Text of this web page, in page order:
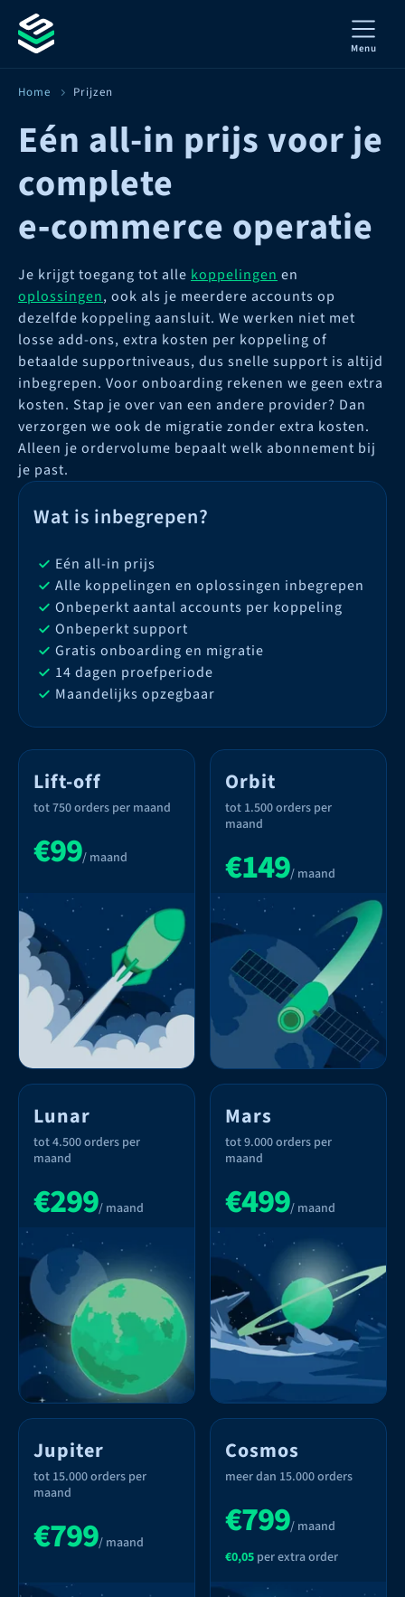
Menu
Home Prijzen
Eén all-in prijs voor je
complete
e‑commerce operatie
Je krijgt toegang tot alle koppelingen en
oplossingen, ook als je meerdere accounts op
dezelfde koppeling aansluit. We werken niet met
losse add-ons, extra kosten per koppeling of
betaalde supportniveaus, dus snelle support is altijd
inbegrepen. Voor onboarding rekenen we geen extra
kosten. Stap je over van een andere provider? Dan
verzorgen we ook de migratie zonder extra kosten.
Alleen je ordervolume bepaalt welk abonnement bij
je past.
Wat is inbegrepen?
Eén all-in prijs
Alle koppelingen en oplossingen inbegrepen
Onbeperkt aantal accounts per koppeling
Onbeperkt support
Gratis onboarding en migratie
14 dagen proefperiode
Maandelijks opzegbaar
Lift-off
tot 750 orders per maand
€99/ maand
Orbit
tot 1.500 orders per
maand
€149/ maand
Lunar
tot 4.500 orders per
maand
€299/ maand
Mars
tot 9.000 orders per
maand
€499/ maand
Jupiter
tot 15.000 orders per
maand
€799/ maand
Cosmos
meer dan 15.000 orders
€799/ maand
€0,05 per extra order